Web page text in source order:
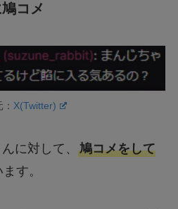
コメ
X(Twitter)
に対して、 鳩コメをして
す。